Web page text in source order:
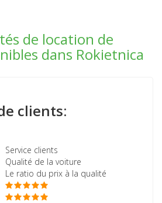
de location de
dans Rokietnica
clients:
Service clients
Qualité de la voiture
Le ratio du prix à la qualité